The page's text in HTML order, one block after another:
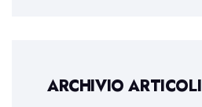
ARCHIVIO ARTICOLI